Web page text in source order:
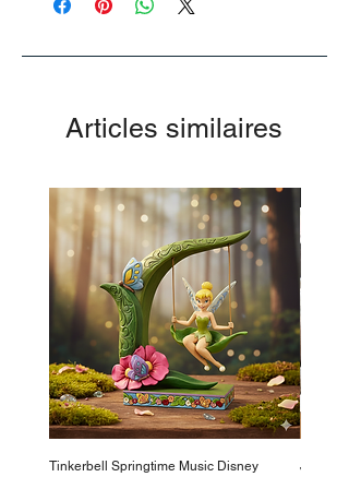
Articles similaires
Tinkerbell Springtime Music Disney
Jasmin